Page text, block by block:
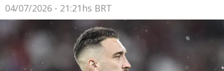
04/07/2026 - 21:21hs BRT